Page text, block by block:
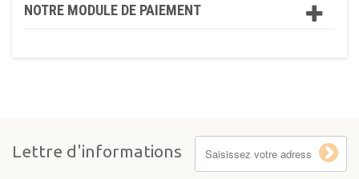
NOTRE MODULE DE PAIEMENT
Lettre d'informations